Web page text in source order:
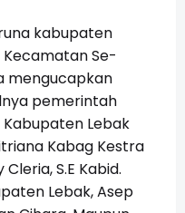
kabupaten
Se-
mengucapkan
pemerintah
Lebak
Kabag Kestra
S.E Kabid.
Lebak, Asep